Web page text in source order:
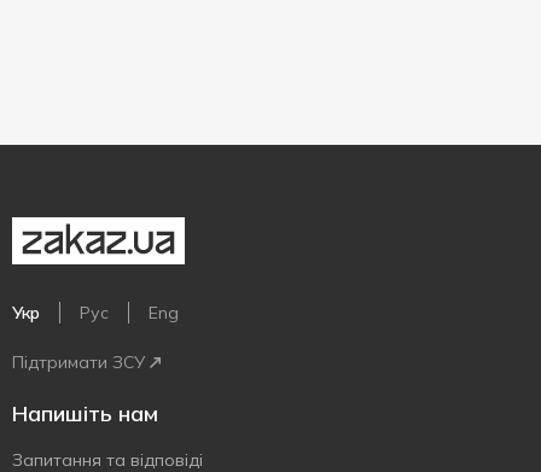
Укр Рус Eng
Підтримати ЗСУ
Напишіть нам
Запитання та відповіді